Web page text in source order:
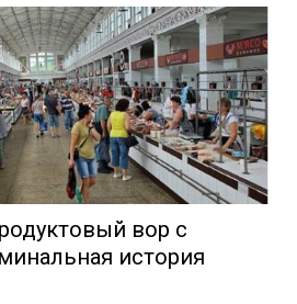
вор с
история